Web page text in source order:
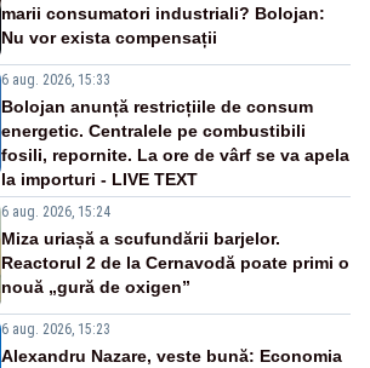
marii consumatori industriali? Bolojan:
Nu vor exista compensații
6 aug. 2026, 15:33
Bolojan anunță restricțiile de consum
energetic. Centralele pe combustibili
fosili, repornite. La ore de vârf se va apela
la importuri - LIVE TEXT
6 aug. 2026, 15:24
Miza uriașă a scufundării barjelor.
Reactorul 2 de la Cernavodă poate primi o
nouă „gură de oxigen”
6 aug. 2026, 15:23
Alexandru Nazare, veste bună: Economia